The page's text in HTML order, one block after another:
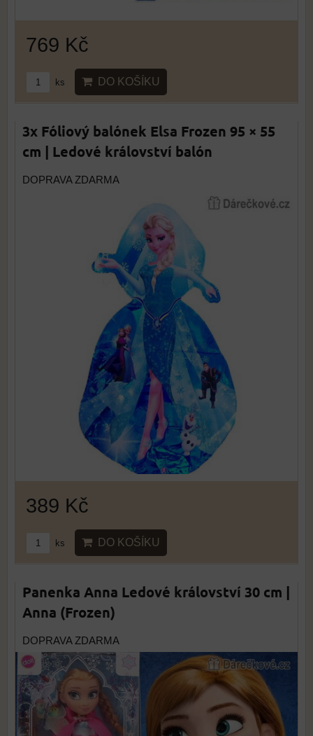
769 Kč
ks DO KOŠÍKU
3x Fóliový balónek Elsa Frozen 95 × 55
cm | Ledové království balón
DOPRAVA ZDARMA
389 Kč
ks DO KOŠÍKU
Panenka Anna Ledové království 30 cm |
Anna (Frozen)
DOPRAVA ZDARMA